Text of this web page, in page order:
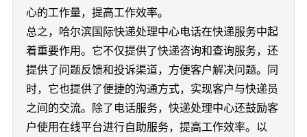
心的工作量，提高工作效率。
总之，哈尔滨国际快递处理中心电话在快递服务中起
着重要作用。它不仅提供了快递咨询和查询服务，还
提供了问题反馈和投诉渠道，方便客户解决问题。同
时，它也提供了便捷的沟通方式，实现客户与快递员
之间的交流。除了电话服务，快递处理中心还鼓励客
户使用在线平台进行自助服务，提高工作效率。以